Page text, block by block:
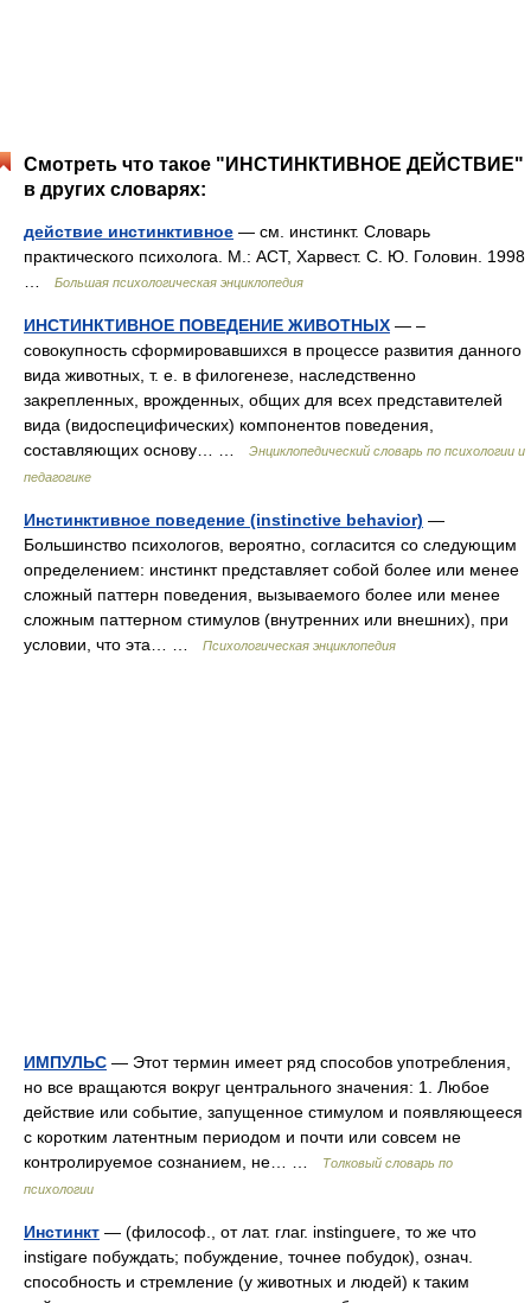
Смотреть что такое "ИНСТИНКТИВНОЕ ДЕЙСТВИЕ"
в других словарях:
действие инстинктивное — см. инстинкт. Словарь
практического психолога. М.: АСТ, Харвест. С. Ю. Головин. 1998
Большая психологическая энциклопедия
ИНСТИНКТИВНОЕ ПОВЕДЕНИЕ ЖИВОТНЫХ — –
совокупность сформировавшихся в процессе развития данного
вида животных, т. е. в филогенезе, наследственно
закрепленных, врожденных, общих для всех представителей
вида (видоспецифических) компонентов поведения,
составляющих основу… …
Энциклопедический словарь по психологии и
педагогике
Инстинктивное поведение (instinctive behavior) —
Большинство психологов, вероятно, согласится со следующим
определением: инстинкт представляет собой более или менее
сложный паттерн поведения, вызываемого более или менее
сложным паттерном стимулов (внутренних или внешних), при
условии, что эта… …
Психологическая энциклопедия
ИМПУЛЬС — Этот термин имеет ряд способов употребления,
но все вращаются вокруг центрального значения: 1. Любое
действие или событие, запущенное стимулом и появляющееся
с коротким латентным периодом и почти или совсем не
контролируемое сознанием, не… …
Толковый словарь по
психологии
Инстинкт — (философ., от лат. глаг. instinguere, то же что
instigare побуждать; побуждение, точнее побудок), означ.
способность и стремление (у животных и людей) к таким